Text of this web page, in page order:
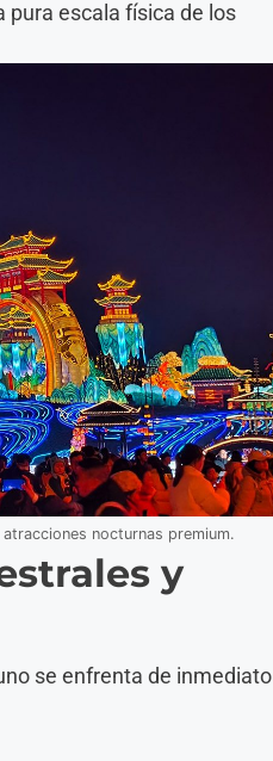
pura escala física de los
nocturnas premium.
y
se enfrenta de inmediato